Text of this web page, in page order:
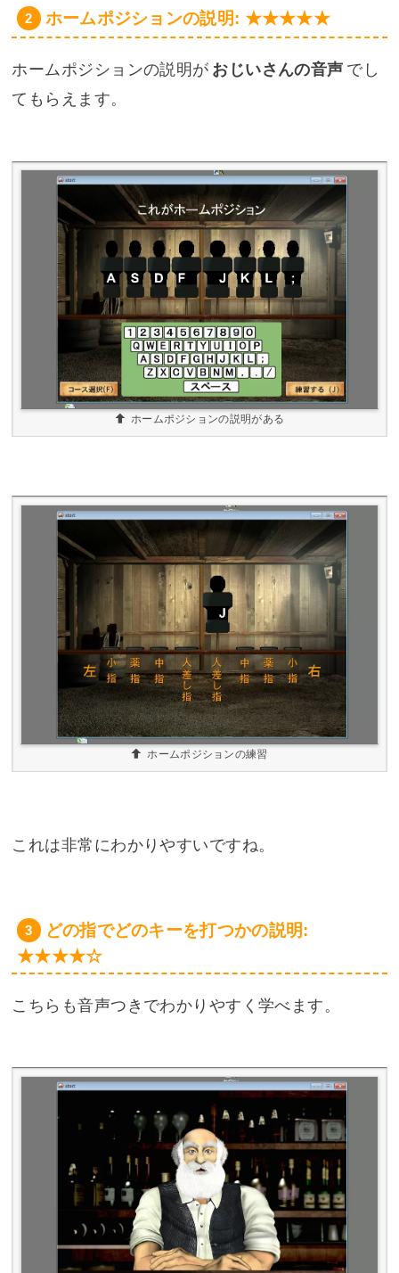
ホームポジションの説明: ★★★★★
ホームポジションの説明が おじいさんの音声 でし
てもらえます。
ホームポジションの説明がある
ホームポジションの練習
これは非常にわかりやすいですね。
どの指でどのキーを打つかの説明:
★★★★☆
こちらも音声つきでわかりやすく学べます。